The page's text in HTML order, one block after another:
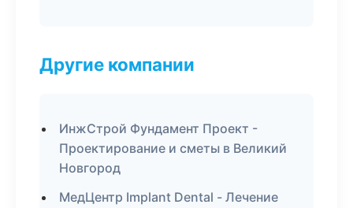
Другие компании
ИнжСтрой Фундамент Проект -
Проектирование и сметы в Великий
Новгород
МедЦентр Implant Dental - Лечение